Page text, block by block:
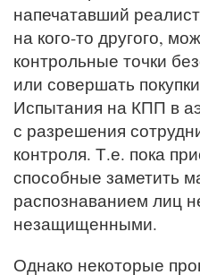
напечатавший
на кого-то другого,
контрольные точки
или совершать
Испытания на КПП в
с разрешения
контроля. Т.е. пока
способные заметить
распознаванием лиц
незащищенными.
Однако некоторые